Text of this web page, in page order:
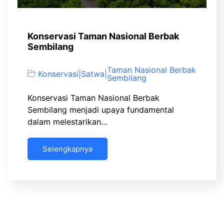
Konservasi Taman Nasional Berbak
Sembilang
Konservasi Satwa Taman Nasional Berbak
Sembilang
Konservasi Taman Nasional Berbak
Sembilang menjadi upaya fundamental
dalam melestarikan…
Selengkapnya